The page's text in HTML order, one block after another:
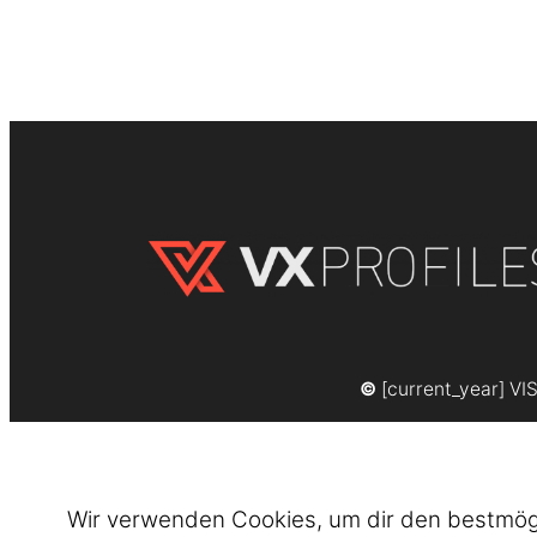
© [current_year]
Wir verwenden Cookies, um dir den